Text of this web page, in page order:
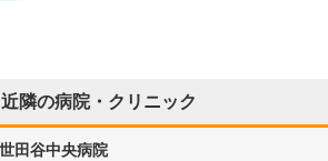
隣の病院・クリニック
世田谷中央病院